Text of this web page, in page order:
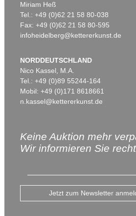
Miriam Heß
Tel.: +49 (0)62 21 58 80-038
Fax: +49 (0)62 21 58 80-595
infoheidelberg@kettererkunst.de
NORDDEUTSCHLAND
Nico Kassel, M.A.
Tel.: +49 (0)89 55244-164
Mobil: +49 (0)171 8618661
n.kassel@kettererkunst.de
Keine Auktion mehr
Wir informieren Sie
Jetzt zum Newsletter